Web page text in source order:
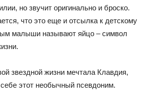
но звучит оригинально и броско.
что это еще и отсылка к детскому
малыши называют яйцо – символ
звездной жизни мечтала Клавдия,
этот необычный псевдоним.